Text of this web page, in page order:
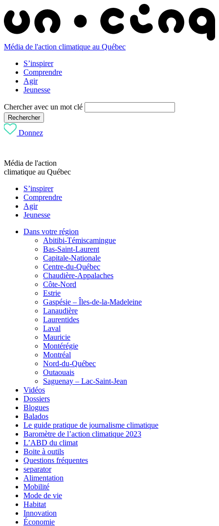
Média de l'action climatique au Québec
S’inspirer
Comprendre
Agir
Jeunesse
Chercher avec un mot clé
Rechercher
Donnez
Média de l'action
climatique au Québec
S’inspirer
Comprendre
Agir
Jeunesse
Dans votre région
Abitibi-Témiscamingue
Bas-Saint-Laurent
Capitale-Nationale
Centre-du-Québec
Chaudière-Appalaches
Côte-Nord
Estrie
Gaspésie – Îles-de-la-Madeleine
Lanaudière
Laurentides
Laval
Mauricie
Montérégie
Montréal
Nord-du-Québec
Outaouais
Saguenay – Lac-Saint-Jean
Vidéos
Dossiers
Blogues
Balados
Le guide pratique de journalisme climatique
Baromètre de l’action climatique 2023
L’ABD du climat
Boite à outils
Questions fréquentes
separator
Alimentation
Mobilité
Mode de vie
Habitat
Innovation
Économie